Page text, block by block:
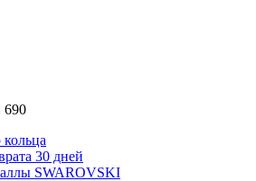
690
30 дней
SWAROVSKI